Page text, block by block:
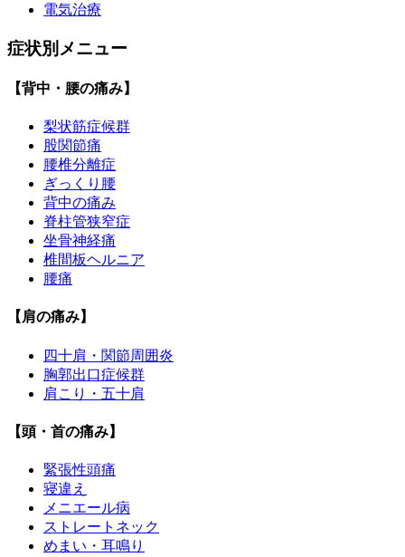
電気治療
症状別メニュー
【背中・腰の痛み】
梨状筋症候群
股関節痛
腰椎分離症
ぎっくり腰
背中の痛み
脊柱管狭窄症
坐骨神経痛
椎間板ヘルニア
腰痛
【肩の痛み】
四十肩・関節周囲炎
胸郭出口症候群
肩こり・五十肩
【頭・首の痛み】
緊張性頭痛
寝違え
メニエール病
ストレートネック
めまい・耳鳴り